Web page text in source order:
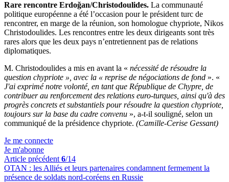
Rare rencontre Erdoğan/Christodoulides. La communauté
politique européenne a été l’occasion pour le président turc de
rencontrer, en marge de la réunion, son homologue chypriote, Nikos
Christodoulides. Les rencontres entre les deux dirigeants sont très
rares alors que les deux pays n’entretiennent pas de relations
diplomatiques.
M. Christodoulides a mis en avant la « nécessité de résoudre la
question chypriote », avec la « reprise de négociations de fond ». «
J'ai exprimé notre volonté, en tant que République de Chypre, de
contribuer au renforcement des relations euro-turques, ainsi qu'à des
progrès concrets et substantiels pour résoudre la question chypriote,
toujours sur la base du cadre convenu », a-t-il souligné, selon un
communiqué de la présidence chypriote. (Camille-Cerise Gessant)
Je me connecte
Je m'abonne
Article précédent 6/14
OTAN : les Alliés et leurs partenaires condamnent fermement la
présence de soldats nord-coréens en Russie